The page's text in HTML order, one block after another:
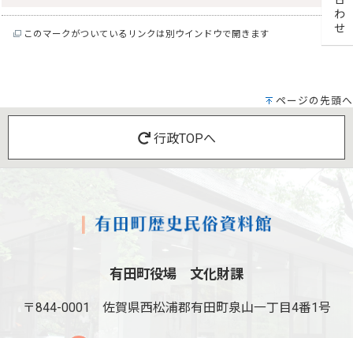
このマークがついているリンクは別ウインドウで開きます
ページの先頭へ
行政TOPへ
有田町役場 文化財課
〒844-0001 佐賀県西松浦郡有田町泉山一丁目4番1号